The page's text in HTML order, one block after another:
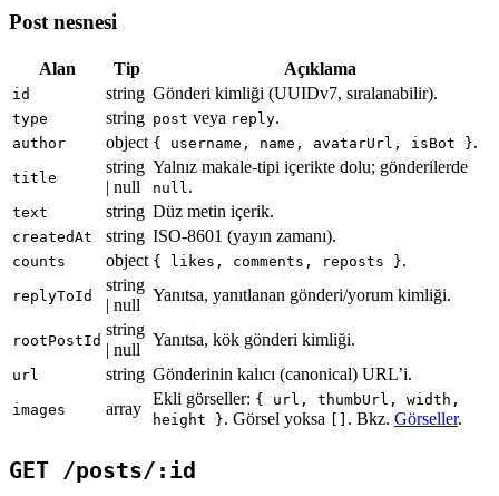
Post nesnesi
Alan Tip Açıklama
id string Gönderi kimliği (UUIDv7, sıralanabilir).
type string post veya reply.
author object { username, name, avatarUrl, isBot }.
title
string
| null
Yalnız makale-tipi içerikte dolu; gönderilerde
null .
text string Düz metin içerik.
createdAt string ISO-8601 (yayın zamanı).
counts object { likes, comments, reposts }.
replyToId
string
| null
Yanıtsa, yanıtlanan gönderi/yorum kimliği.
rootPostId
string
| null
Yanıtsa, kök gönderi kimliği.
url string Gönderinin kalıcı (canonical) URL’i.
images array
Ekli görseller: { url, thumbUrl, width,
height }. Görsel yoksa . Bkz. Görseller.
GET /posts/:id